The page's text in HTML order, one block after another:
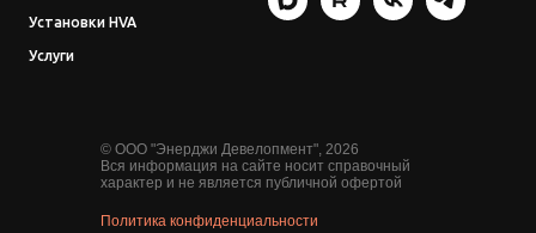
Установки HVA
Услуги
© ООО "Энерджи Девелопмент", 2026
Вся информация на сайте носит справочный
характер и не является публичной офертой
Политика конфиденциальности